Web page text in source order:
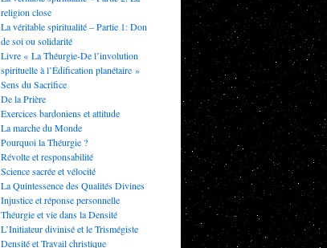
religion close
La véritable spiritualité – Partie 1: Don
de soi ou solidarité
Livre « La Théurgie-De l’involution
spirituelle à l’Édification planétaire »
Sens du Sacrifice
De la Prière
Exercices bardoniens et attitude
La marche du Monde
Pourquoi la Théurgie ?
Révolte et responsabilité
Science sacrée et vélocité
La Quintessence des Qualités Divines
Injustice et réponse personnelle
Théurgie et vie dans la Densité
L’Initiateur divinisé et le Trismégiste
Densité et Travail christique